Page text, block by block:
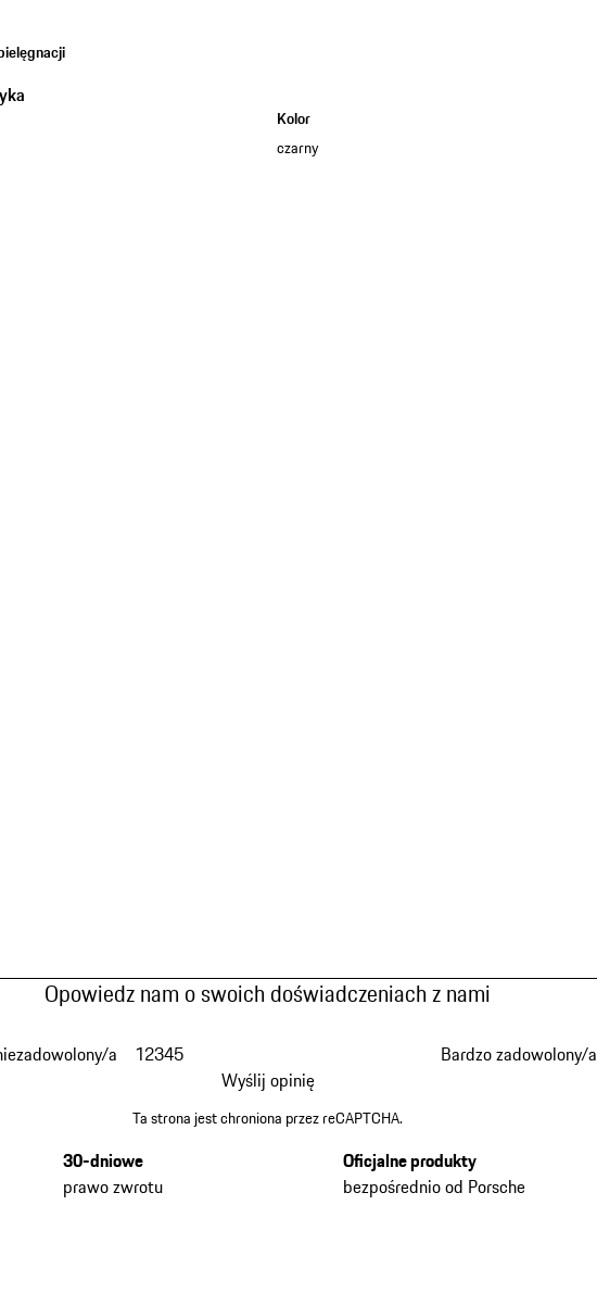
Kolor
czarny
Opowiedz nam o swoich doświadczeniach z nami
a 12345
Bardzo zadowolony/a
Wyślij opinię
Ta strona jest chroniona przez reCAPTCHA.
30-dniowe
prawo zwrotu
Oficjalne produkty
bezpośrednio od Porsche